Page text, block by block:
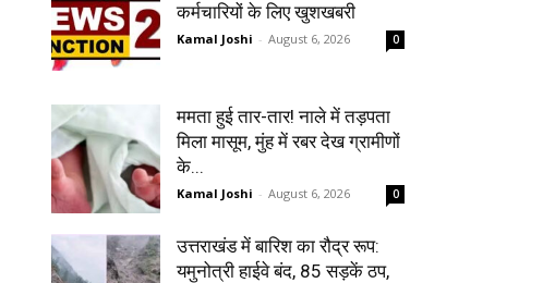
कर्मचारियों के लिए खुशखबरी
Kamal Joshi - August 6, 2026 0
ममता हुई तार-तार! नाले में तड़पता
मिला मासूम, मुंह में रबर देख ग्रामीणों
के...
Kamal Joshi - August 6, 2026 0
उत्तराखंड में बारिश का रौद्र रूप:
यमुनोत्री हाईवे बंद, 85 सड़कें ठप,